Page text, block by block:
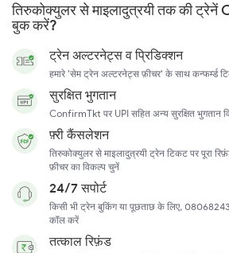
तिरुकोक्युलर से माइलादुत्रयी तक की
बुक करें?
ट्रेन अल्टरनेट्स व प्रिडिक्शन
हमारे 'सेम ट्रेन अल्टरनेट्स फ़ीचर' के साथ कन्फर्म्ड
सुरक्षित भुगतान
ConfirmTkt पर UPI सहित अन्य सुरक्षित भुगतान
फ़्री कैंसलेशन
तिरुकोक्युलर से माइलादुत्रयी ट्रेन टिकट पर पूरा
फ़ीचर का विकल्प चुनें
24/7 सपोर्ट
किसी भी ट्रेन बुकिंग या पूछताछ के लिए,
कॉल करें
तत्काल रिफ़ंड